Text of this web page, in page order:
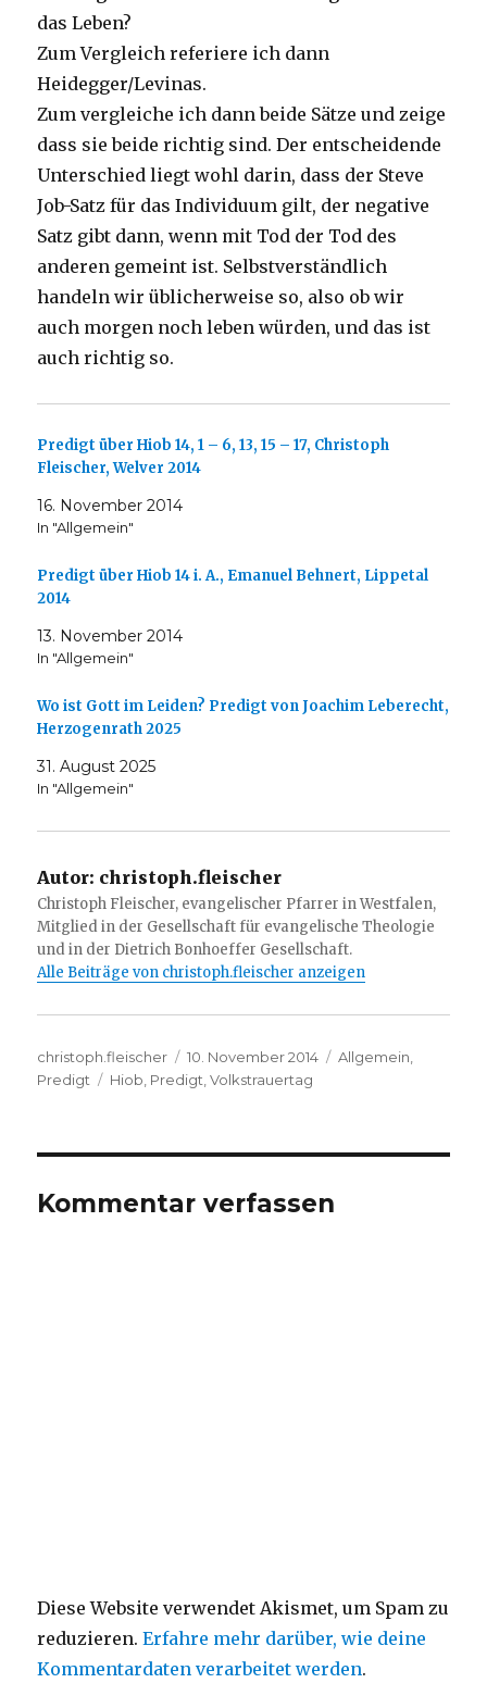
das Leben?
Zum Vergleich referiere ich dann
Heidegger/Levinas.
Zum vergleiche ich dann beide Sätze und zeige
dass sie beide richtig sind. Der entscheidende
Unterschied liegt wohl darin, dass der Steve
Job-Satz für das Individuum gilt, der negative
Satz gibt dann, wenn mit Tod der Tod des
anderen gemeint ist. Selbstverständlich
handeln wir üblicherweise so, also ob wir
auch morgen noch leben würden, und das ist
auch richtig so.
Predigt über Hiob 14, 1 – 6, 13, 15 – 17, Christoph
Fleischer, Welver 2014
16. November 2014
In "Allgemein"
Predigt über Hiob 14 i. A., Emanuel Behnert, Lippetal
2014
13. November 2014
In "Allgemein"
Wo ist Gott im Leiden? Predigt von Joachim Leberecht,
Herzogenrath 2025
31. August 2025
In "Allgemein"
Autor: christoph.fleischer
Christoph Fleischer, evangelischer Pfarrer in Westfalen,
Mitglied in der Gesellschaft für evangelische Theologie
und in der Dietrich Bonhoeffer Gesellschaft.
Alle Beiträge von christoph.fleischer anzeigen
Autor
christoph.fleischer
Veröffentlicht
am
10. November 2014 Kategorien
Allgemein
Predigt
Schlagwörter
Hiob Predigt ,Volkstrauertag
Kommentar verfassen
Diese Website verwendet Akismet, um Spam zu
reduzieren.Erfahre mehr darüber, wie deine
Kommentardaten verarbeitet werden.